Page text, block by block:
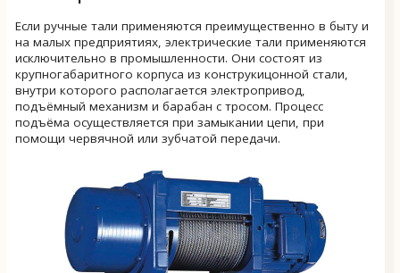
Если ручные тали применяются преимущественно в быту и
на малых предприятиях, электрические тали применяются
исключительно в промышленности. Они состоят из
крупногабаритного корпуса из конструкицонной стали,
внутри которого располагается электропривод,
подъёмный механизм и барабан с тросом. Процесс
подъёма осуществляется при замыкании цепи, при
помощи червячной или зубчатой передачи.